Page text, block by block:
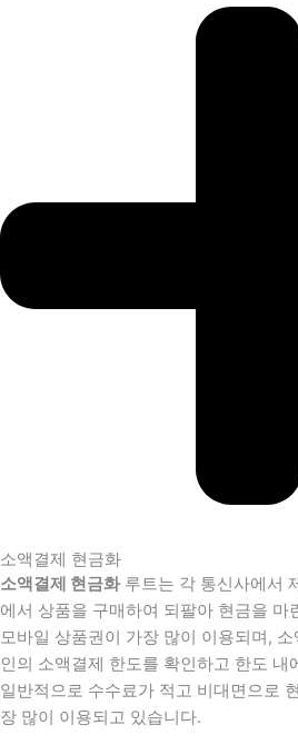
소액결제 현금화
소액결제 현금화루트는 각 통신사에서
에서 상품을 구매하여 되팔아 현금을 마
모바일 상품권이 가장 많이 이용되며,
인의 소액결제 한도를 확인하고 한도 내
일반적으로 수수료가 적고 비대면으로
장 많이 이용되고 있습니다.